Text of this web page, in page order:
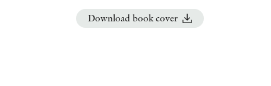
Download book cover